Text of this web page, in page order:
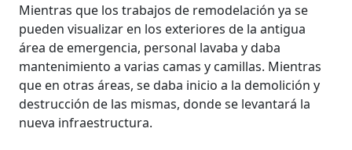
Mientras que los trabajos de remodelación ya se
pueden visualizar en los exteriores de la antigua
área de emergencia, personal lavaba y daba
mantenimiento a varias camas y camillas. Mientras
que en otras áreas, se daba inicio a la demolición y
destrucción de las mismas, donde se levantará la
nueva infraestructura.